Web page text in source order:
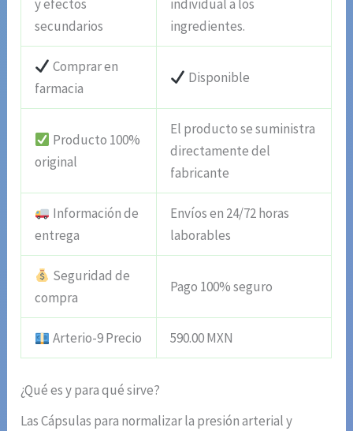
y efectos
secundarios
individual a los
ingredientes.
Comprar en
farmacia
Disponible
Producto 100%
original
El producto se suministra
directamente del
fabricante
Información de
entrega
Envíos en 24/72 horas
laborables
Seguridad de
compra
Pago 100% seguro
Arterio-9 Precio 590.00 MXN
¿Qué es y para qué sirve?
Las Cápsulas para normalizar la presión arterial y